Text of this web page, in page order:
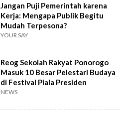
Jangan Puji Pemerintah karena
Kerja: Mengapa Publik Begitu
Mudah Terpesona?
YOUR SAY
Reog Sekolah Rakyat Ponorogo
Masuk 10 Besar Pelestari Budaya
di Festival Piala Presiden
NEWS